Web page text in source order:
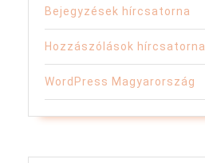
Bejegyzések hírcsatorna
Hozzászólások hírcsatorna
WordPress Magyarország